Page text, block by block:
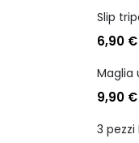
6,90 €
9,90 €